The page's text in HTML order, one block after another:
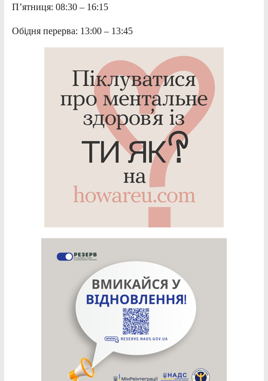
П’ятниця: 08:30 – 16:15
Обідня перерва: 13:00 – 13:45